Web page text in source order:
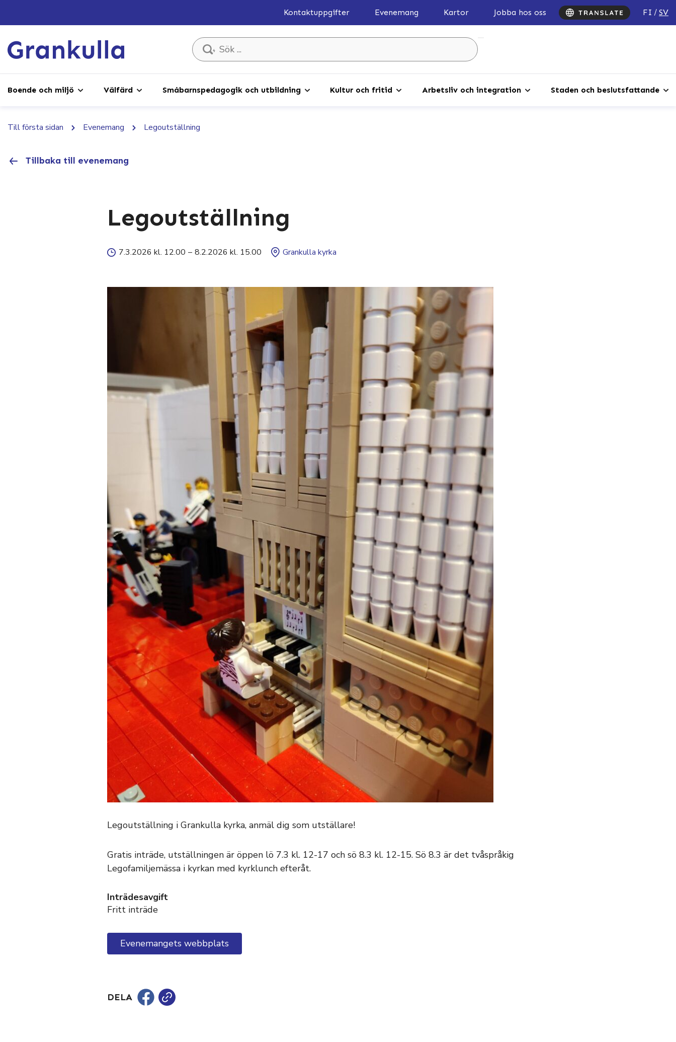
Kontaktuppgifter Evenemang Kartor Jobba hos oss FI SV
Sök ...
Boende och miljö Välfärd Småbarnspedagogik och utbildning Kultur och fritid Arbetsliv och integration Staden och beslutsfattande
Till första sidan Evenemang Legoutställning
Tillbaka till evenemang
Legoutställning
7.3.2026 kl. 12.00 – 8.2.2026 kl. 15.00 Grankulla kyrka
Legoutställning i Grankulla kyrka, anmäl dig som utställare!
Gratis inträde, utställningen är öppen lö 7.3 kl. 12-17 och sö 8.3 kl. 12-15. Sö 8.3 är det tvåspråkig
Legofamiljemässa i kyrkan med kyrklunch efteråt.
Inträdesavgift
Fritt inträde
Evenemangets webbplats
DELA